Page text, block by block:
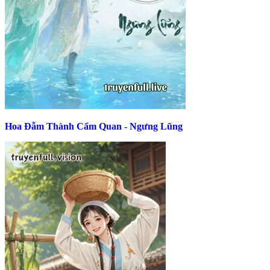
Hoa Đẫm Thành Cẩm Quan - Ngưng Lũng